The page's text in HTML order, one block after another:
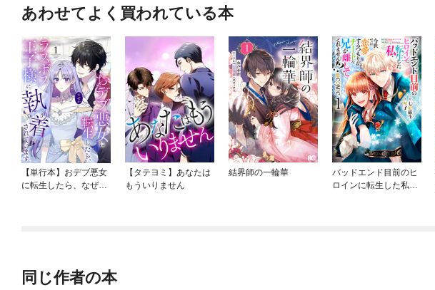
あわせてよく買われている本
【単行本】おデブ悪女
に転生したら、なぜか
【タテヨミ】あなたは
もういりません
結界師の一輪華
バッドエンド目前のヒ
ロインに転生した私、
同じ作者の本